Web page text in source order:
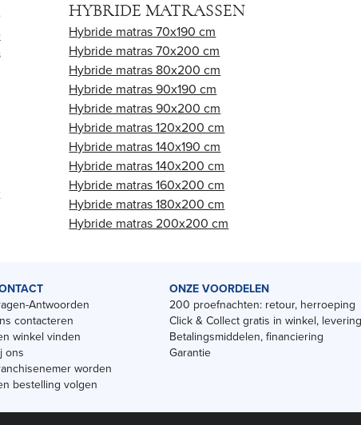
HYBRIDE MATRASSEN
Hybride matras 70x190 cm
Hybride matras 70x200 cm
Hybride matras 80x200 cm
Hybride matras 90x190 cm
Hybride matras 90x200 cm
Hybride matras 120x200 cm
Hybride matras 140x190 cm
Hybride matras 140x200 cm
Hybride matras 160x200 cm
Hybride matras 180x200 cm
Hybride matras 200x200 cm
Antwoorden
contacteren
winkel vinden
ons
worden
bestelling volgen
ONZE VOORDELEN
200 proefnachten: retour, herroeping
Click & Collect gratis in winkel, levering
Betalingsmiddelen, financiering
Garantie